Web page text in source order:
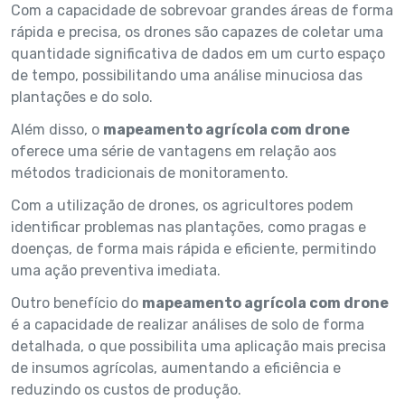
Com a capacidade de sobrevoar grandes áreas de forma
rápida e precisa, os drones são capazes de coletar uma
quantidade significativa de dados em um curto espaço
de tempo, possibilitando uma análise minuciosa das
plantações e do solo.
Além disso, o mapeamento agrícola com drone
oferece uma série de vantagens em relação aos
métodos tradicionais de monitoramento.
Com a utilização de drones, os agricultores podem
identificar problemas nas plantações, como pragas e
doenças, de forma mais rápida e eficiente, permitindo
uma ação preventiva imediata.
Outro benefício do mapeamento agrícola com drone
é a capacidade de realizar análises de solo de forma
detalhada, o que possibilita uma aplicação mais precisa
de insumos agrícolas, aumentando a eficiência e
reduzindo os custos de produção.